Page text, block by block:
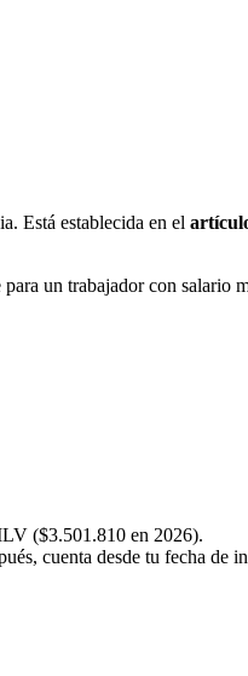
Está establecida en el
para un trabajador con salario
($3.501.810 en 2026).
cuenta desde tu fecha de